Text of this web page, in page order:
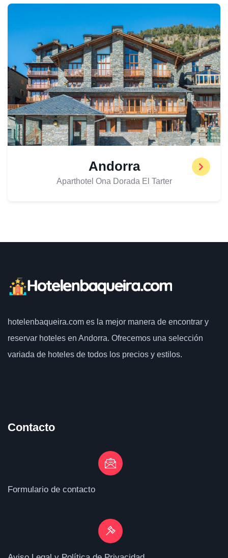
Andorra
Aparthotel Ona Dorada El Tarter
hotelenbaqueira.com es la mejor manera de encontrar y
reservar hoteles en Andorra. Ofrecemos una selección
variada de hoteles de todos los precios y estilos.
Contacto
Formulario de contacto